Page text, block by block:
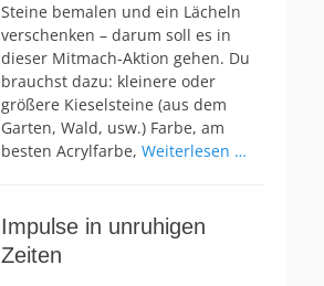
Steine bemalen und ein Lächeln
verschenken – darum soll es in
dieser Mitmach-Aktion gehen. Du
brauchst dazu: kleinere oder
größere Kieselsteine (aus dem
Garten, Wald, usw.) Farbe, am
besten Acrylfarbe, Weiterlesen …
Impulse in unruhigen
Zeiten